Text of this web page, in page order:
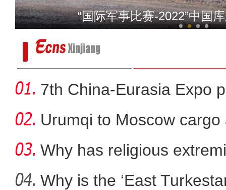
致敬最美丽的
“国际军事比赛-2022”中国
7th China-Eurasia Expo
Urumqi to Moscow
Why has religious
rootless g
Why is the ‘East